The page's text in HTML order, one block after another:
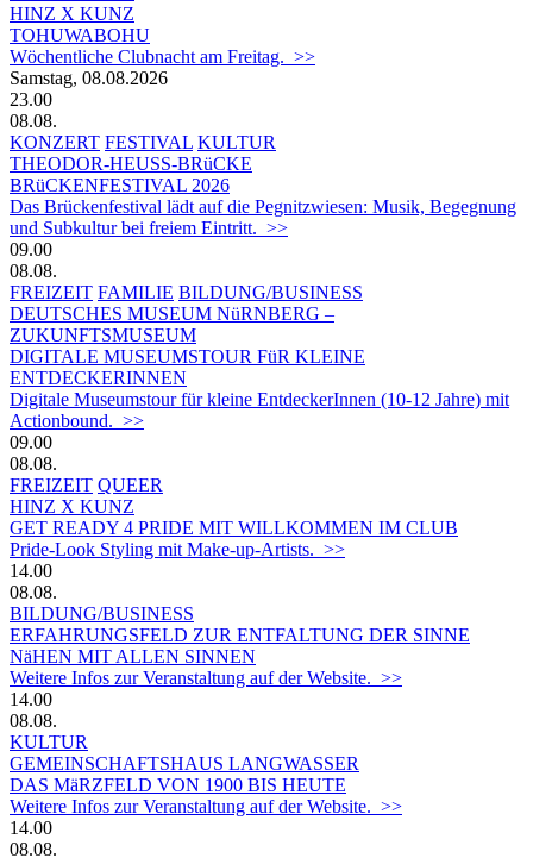
HINZ X KUNZ
TOHUWABOHU
Wöchentliche Clubnacht am Freitag. >>
Samstag, 08.08.2026
23.00
08.08.
KONZERT FESTIVAL KULTUR
THEODOR-HEUSS-BRüCKE
BRüCKENFESTIVAL 2026
Das Brückenfestival lädt auf die Pegnitzwiesen: Musik, Begegnung
und Subkultur bei freiem Eintritt. >>
09.00
08.08.
FREIZEIT FAMILIE BILDUNG/BUSINESS
DEUTSCHES MUSEUM NüRNBERG –
ZUKUNFTSMUSEUM
DIGITALE MUSEUMSTOUR FüR KLEINE
ENTDECKERINNEN
Digitale Museumstour für kleine EntdeckerInnen (10-12 Jahre) mit
Actionbound. >>
09.00
08.08.
FREIZEIT QUEER
HINZ X KUNZ
GET READY 4 PRIDE MIT WILLKOMMEN IM CLUB
Pride-Look Styling mit Make-up-Artists. >>
14.00
08.08.
BILDUNG/BUSINESS
ERFAHRUNGSFELD ZUR ENTFALTUNG DER SINNE
NäHEN MIT ALLEN SINNEN
Weitere Infos zur Veranstaltung auf der Website. >>
14.00
08.08.
KULTUR
GEMEINSCHAFTSHAUS LANGWASSER
DAS MäRZFELD VON 1900 BIS HEUTE
Weitere Infos zur Veranstaltung auf der Website. >>
14.00
08.08.